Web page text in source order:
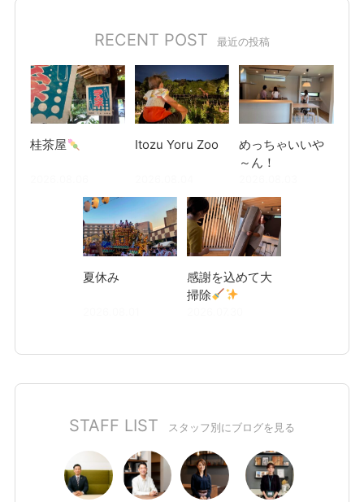
RECENT POST 最近の投稿
桂茶屋 Itozu Yoru Zoo
めっちゃいいや
～ん！
夏休み
感謝を込めて大
掃除
STAFF LIST スタッフ別にブログを見る